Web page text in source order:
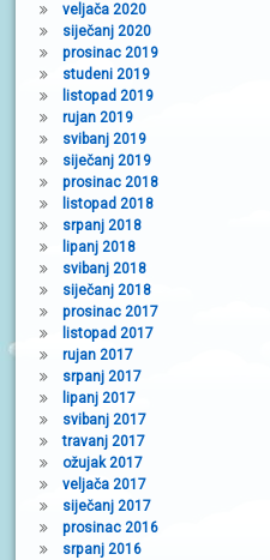
veljača 2020
siječanj 2020
prosinac 2019
studeni 2019
listopad 2019
rujan 2019
svibanj 2019
siječanj 2019
prosinac 2018
listopad 2018
srpanj 2018
lipanj 2018
svibanj 2018
siječanj 2018
prosinac 2017
listopad 2017
rujan 2017
srpanj 2017
lipanj 2017
svibanj 2017
travanj 2017
ožujak 2017
veljača 2017
siječanj 2017
prosinac 2016
srpanj 2016